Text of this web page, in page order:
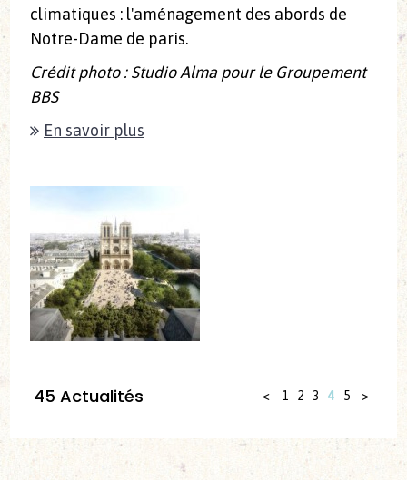
climatiques : l'aménagement des abords de
Notre-Dame de paris.
Crédit photo : Studio Alma pour le Groupement
BBS
En savoir plus
45 Actualités < 1 2 3 4 5 >